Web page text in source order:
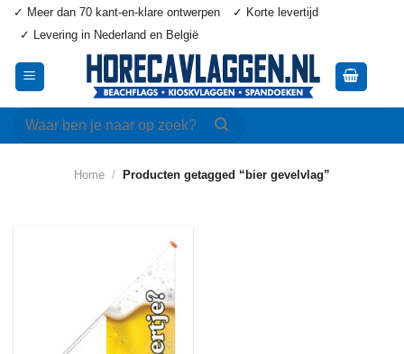
Ga
naar
✓ Meer dan 70 kant-en-klare ontwerpen
✓ Korte levertijd
✓ Levering in Nederland en België
Zoeken
Home / Producten getagged “bier gevelvlag”